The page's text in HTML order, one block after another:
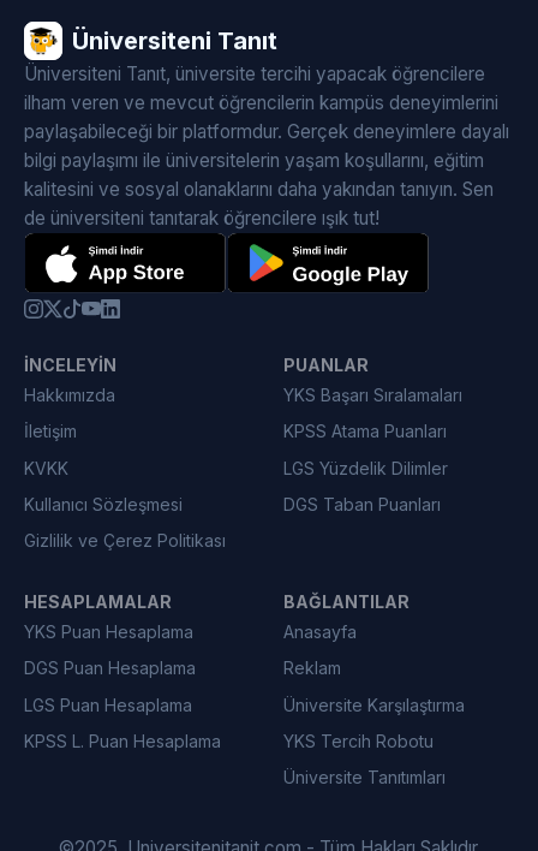
Üniversiteni Tanıt
Üniversiteni Tanıt, üniversite tercihi yapacak öğrencilere
ilham veren ve mevcut öğrencilerin kampüs deneyimlerini
paylaşabileceği bir platformdur. Gerçek deneyimlere dayalı
bilgi paylaşımı ile üniversitelerin yaşam koşullarını, eğitim
kalitesini ve sosyal olanaklarını daha yakından tanıyın. Sen
de üniversiteni tanıtarak öğrencilere ışık tut!
İNCELEYIN
Hakkımızda
İletişim
KVKK
Kullanıcı Sözleşmesi
Gizlilik ve Çerez Politikası
PUANLAR
YKS Başarı Sıralamaları
KPSS Atama Puanları
LGS Yüzdelik Dilimler
DGS Taban Puanları
HESAPLAMALAR
YKS Puan Hesaplama
DGS Puan Hesaplama
LGS Puan Hesaplama
KPSS L. Puan Hesaplama
BAĞLANTILAR
Anasayfa
Reklam
Üniversite Karşılaştırma
YKS Tercih Robotu
Üniversite Tanıtımları